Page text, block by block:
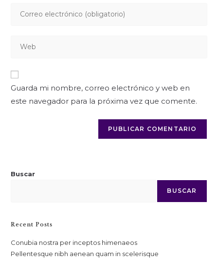
Guarda mi nombre, correo electrónico y web en
este navegador para la próxima vez que comente.
Buscar
BUSCAR
Recent Posts
Conubia nostra per inceptos himenaeos
Pellentesque nibh aenean quam in scelerisque